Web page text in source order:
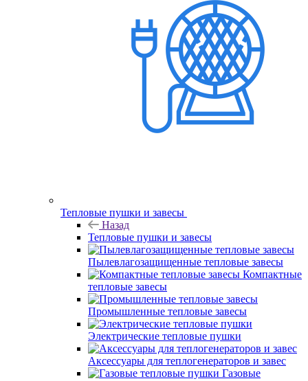
Тепловые пушки и завесы
Назад
Тепловые пушки и завесы
Пылевлагозащищенные тепловые завесы
Компактные
тепловые завесы
Промышленные тепловые завесы
Электрические тепловые пушки
Аксессуары для теплогенераторов и завес
Газовые